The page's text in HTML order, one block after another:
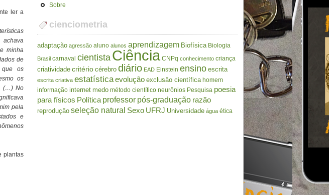
ler a
achava
minha
de
que os
os
(…) No
pela
e
plantas
Sobre
cienciometria
adaptação agressão aluno alunos aprendizagem Biofísica Biologia
Brasil carnaval cientista Ciência CNPq conhecimento criança
criatividade critério cérebro diário EAD Einstein ensino escrita
escrita criativa estatísticaevolução exclusão científica homem
informação internet medo método científico neurônios Pesquisa poesia
para físicos Política professor pós-graduação razão
reprodução seleção natural Sexo UFRJ Universidade água ética